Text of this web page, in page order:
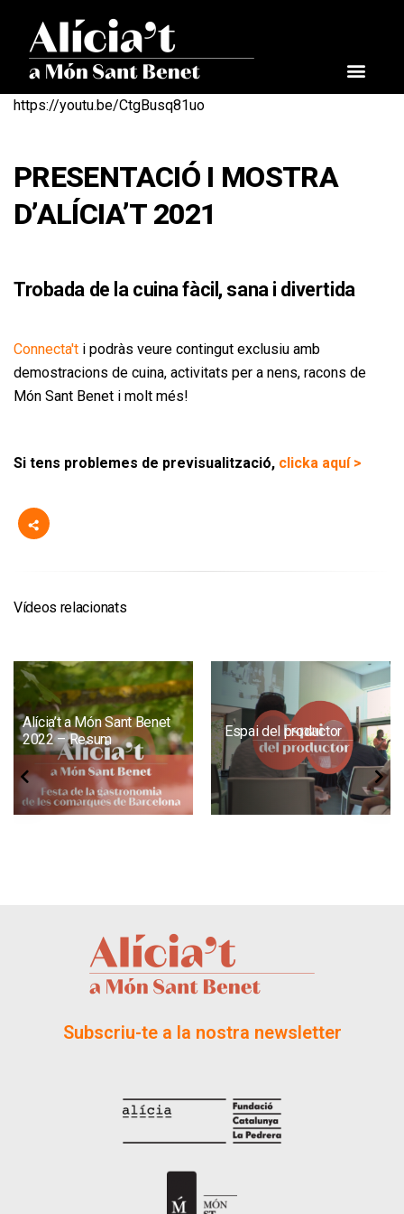
https://youtu.be/CtgBusq81uo
PRESENTACIÓ I MOSTRA
D’ALÍCIA’T 2021
Trobada de la cuina fàcil, sana i divertida
Connecta't i podràs veure contingut exclusiu amb
demostracions de cuina, activitats per a nens, racons de
Món Sant Benet i molt més!
Si tens problemes de previsualització, clicka aquí >
Vídeos relacionats
Alícia’t a Món Sant Benet
2022 – Resum
Espai del productor
Subscriu-te a la nostra newsletter